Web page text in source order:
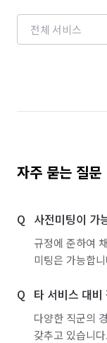
자주 묻는 질문
사전미팅이 가
규정에 준하여
미팅은 가능합
타 서비스 대
다양한 직군의
갖추고 있습니